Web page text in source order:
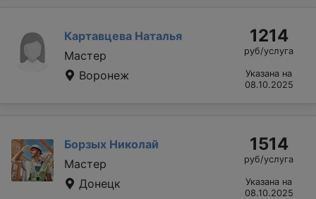
Картавцева Наталья
Мастер
Воронеж
1214
руб/услуга
Указана на
08.10.2025
Борзых Николай
Мастер
Донецк
1514
руб/услуга
Указана на
08.10.2025